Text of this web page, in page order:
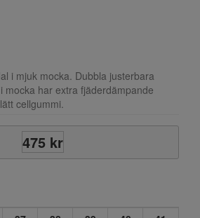
i mjuk mocka. Dubbla justerbara
mocka har extra fjäderdämpande
cellgummi.
475 kr